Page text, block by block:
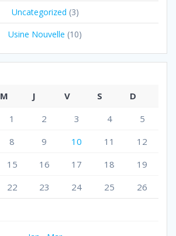
Uncategorized (3)
Usine Nouvelle (10)
M J V S
D
1
2 3 4
5
8 9 10 11
12
15 16 17 18
19
22 23 24 25
26